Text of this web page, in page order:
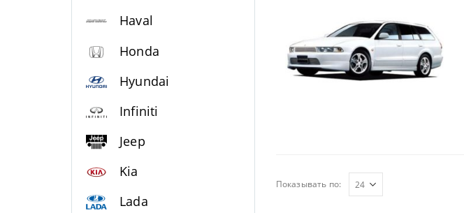
Показывать по:
Haval
Honda
Hyundai
Infiniti
Jeep
Kia
Lada